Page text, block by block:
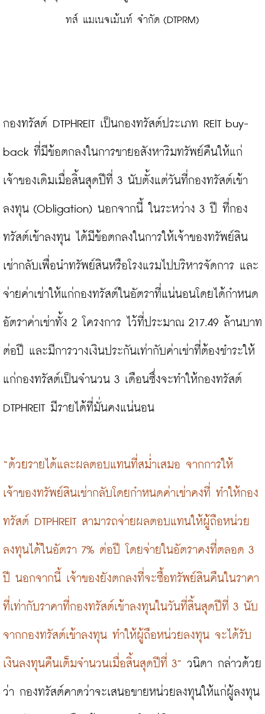
ทส์ แมเนจเม้นท์ จำกัด (DTPRM)
​กองทรัสต์ DTPHREIT เป็นกองทรัสต์ประเภท REIT buy-
back ที่มีข้อตกลงในการขายอสังหาริมทรัพย์คืนให้แก่
เจ้าของเดิมเมื่อสิ้นสุดปีที่ 3 นับตั้งแต่วันที่กองทรัสต์เข้า
ลงทุน (Obligation) นอกจากนี้ ในระหว่าง 3 ปี ที่กอง
ทรัสต์เข้าลงทุน ได้มีข้อตกลงในการให้เจ้าของทรัพย์สิน
เช่ากลับเพื่อนำทรัพย์สินหรือโรงแรมไปบริหารจัดการ และ
จ่ายค่าเช่าให้แก่กองทรัสต์ในอัตราที่แน่นอนโดยได้กำหนด
อัตราค่าเช่าทั้ง 2 โครงการ ไว้ที่ประมาณ 217.49 ล้านบาท
ต่อปี และมีการวางเงินประกันเท่ากับค่าเช่าที่ต้องชำระให้
แก่กองทรัสต์เป็นจำนวน 3 เดือนซึ่งจะทำให้กองทรัสต์
DTPHREIT มีรายได้ที่มั่นคงแน่นอน
​“ด้วยรายได้และผลตอบแทนที่สม่ำเสมอ จากการให้
เจ้าของทรัพย์สินเช่ากลับโดยกำหนดค่าเช่าคงที่ ทำให้กอง
ทรัสต์ DTPHREIT สามารถจ่ายผลตอบแทนให้ผู้ถือหน่วย
ลงทุนได้ในอัตรา 7% ต่อปี โดยจ่ายในอัตราคงที่ตลอด 3
ปี นอกจากนี้ เจ้าของยังตกลงที่จะซื้อทรัพย์สินคืนในราคา
ที่เท่ากับราคาที่กองทรัสต์เข้าลงทุนในวันที่สิ้นสุดปีที่ 3 นับ
จากกองทรัสต์เข้าลงทุน ทำให้ผู้ถือหน่วยลงทุน จะได้รับ
เงินลงทุนคืนเต็มจำนวนเมื่อสิ้นสุดปีที่ 3” วนิดา กล่าวด้วย
ว่า กองทรัสต์คาดว่าจะเสนอขายหน่วยลงทุนให้แก่ผู้ลงทุน